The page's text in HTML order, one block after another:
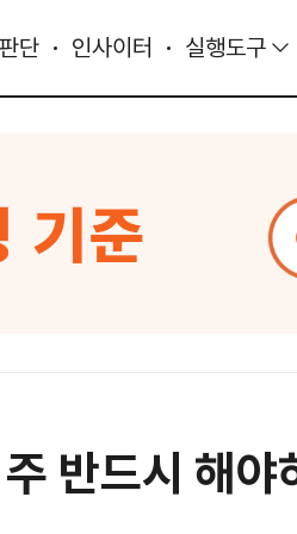
단 인사이터 실행도구
반드시 해야